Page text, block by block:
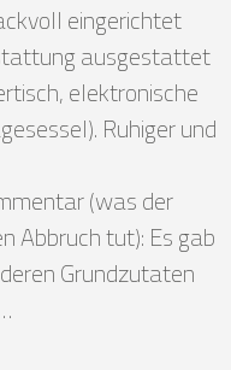
eingerichtet
ausgestattet
elektronische
Ruhiger und
(was der
Abbruch tut): Es gab
Grundzutaten